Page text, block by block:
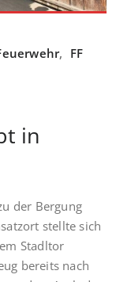
, FF
in
der Bergung
stellte sich
Stadltor
bereits nach